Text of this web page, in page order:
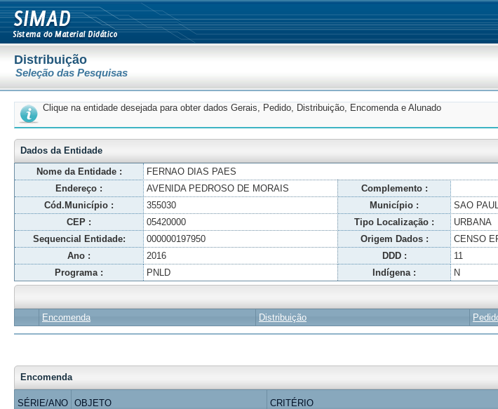
Distribuição
Seleção das Pesquisas
Clique na entidade desejada para obter dados Gerais, Pedido, Distribuição, Encomenda e Alunado
Dados da Entidade
Nome da Entidade :
FERNAO DIAS PAES
Endereço :
AVENIDA PEDROSO DE MORAIS Complemento :
Cód.Município :
355030 Município : SAO
CEP :
05420000 Tipo Localização : URBANA
Sequencial Entidade:
000000197950 Origem Dados : CENSO
Ano :
2016 DDD : 11
Programa :
PNLD Indígena : N
Encomenda Distribuição
Encomenda
SÉRIE/ANO OBJETO CRITÉRIO